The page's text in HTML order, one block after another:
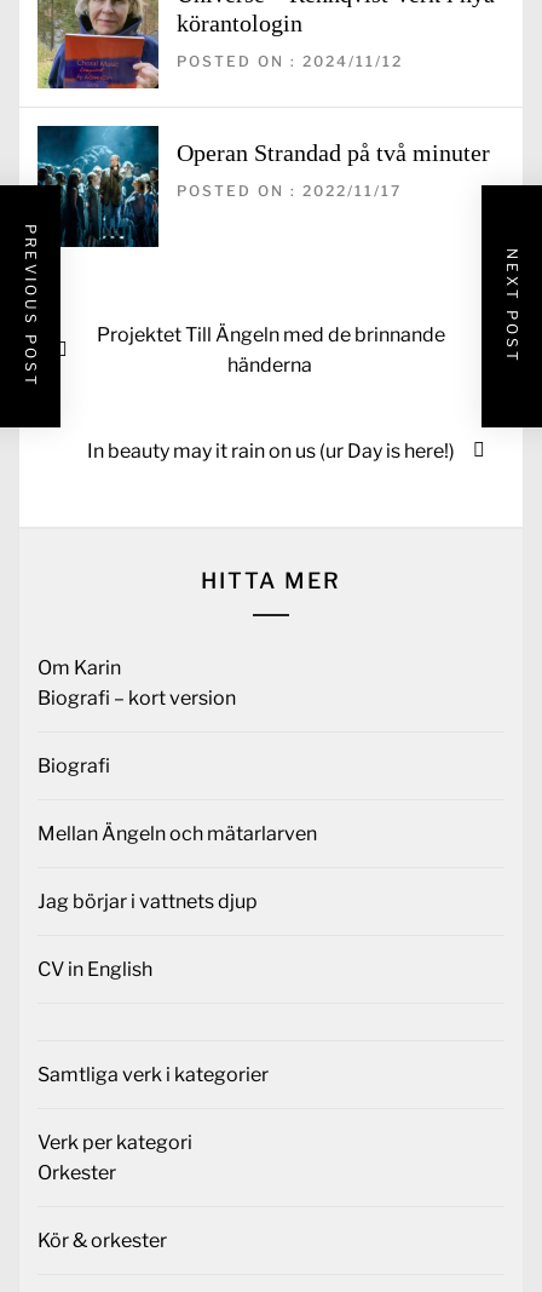
körantologin
POSTED ON : 2024/11/12
Operan Strandad på två minuter
POSTED ON : 2022/11/17
Inläggsnavigering
Previous
Projektet Till Ängeln med de brinnande
händerna
Next
In beauty may it rain on us (ur Day is here!)
PREVIOUS POST NEXT POST
HITTA MER
Om Karin
Biografi – kort version
Biografi
Mellan Ängeln och mätarlarven
Jag börjar i vattnets djup
CV in English
Samtliga verk i kategorier
Verk per kategori
Orkester
Kör & orkester